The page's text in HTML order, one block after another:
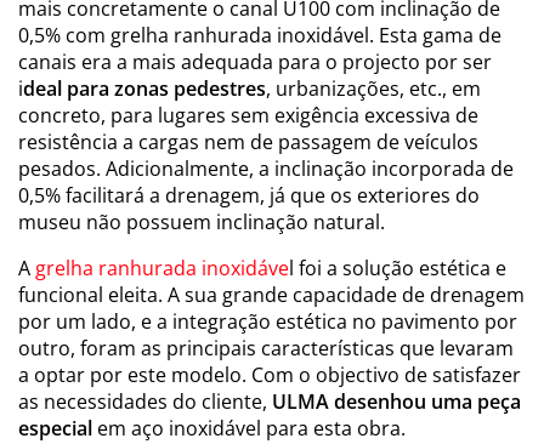
mais concretamente o canal U100 com inclinação de
0,5% com grelha ranhurada inoxidável. Esta gama de
canais era a mais adequada para o projecto por ser
ideal para zonas pedestres, urbanizações, etc., em
concreto, para lugares sem exigência excessiva de
resistência a cargas nem de passagem de veículos
pesados. Adicionalmente, a inclinação incorporada de
0,5% facilitará a drenagem, já que os exteriores do
museu não possuem inclinação natural.
A grelha ranhurada inoxidável foi a solução estética e
funcional eleita. A sua grande capacidade de drenagem
por um lado, e a integração estética no pavimento por
outro, foram as principais características que levaram
a optar por este modelo. Com o objectivo de satisfazer
as necessidades do cliente, ULMA desenhou uma peça
especial em aço inoxidável para esta obra.